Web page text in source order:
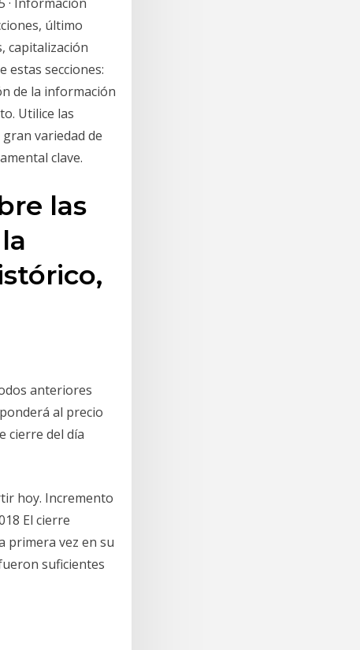
último
capitalización
estas secciones:
de la información
Utilice las
variedad de
clave.
las
anteriores
al precio
cierre del día
hoy. Incremento
El cierre
primera vez en su
suficientes